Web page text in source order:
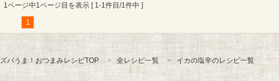
1ページ中1ページ目を表示 [ 1-1件目/1件中 ]
1
ズバうま！おつまみレシピTOP 全レシピ一覧 イカの塩辛のレシピ一覧